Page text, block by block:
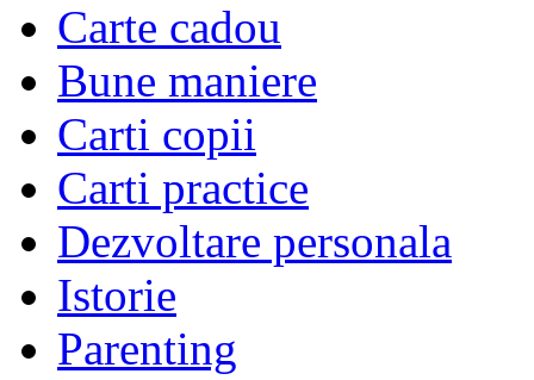
Carte cadou
Bune maniere
Carti copii
Carti practice
Dezvoltare personala
Istorie
Parenting